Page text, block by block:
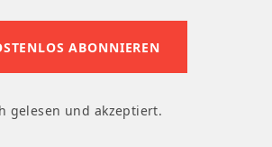
gelesen und akzeptiert.